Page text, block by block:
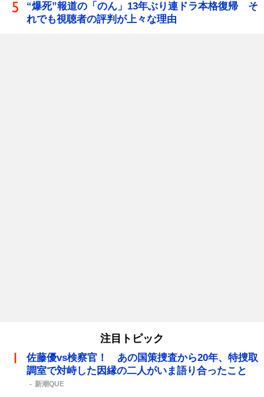
“爆死”報道の「のん」13年ぶり連ドラ本格復帰 そ
れでも視聴者の評判が上々な理由
注目トピック
佐藤優vs検察官！ あの国策捜査から20年、特捜取
調室で対峙した因縁の二人がいま語り合ったこと
新潮QUE